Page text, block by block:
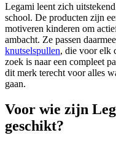
Legami leent zich
school. De producten zijn
motiveren kinderen om
ambacht. Ze passen
knutselspullen, die voor elk
zoek is naar een compleet
dit merk terecht voor alles
gaan.
Voor wie zijn
geschikt?